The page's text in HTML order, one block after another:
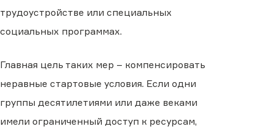
трудоустройстве или специальных
социальных программах.
Главная цель таких мер – компенсировать
неравные стартовые условия. Если одни
группы десятилетиями или даже веками
имели ограниченный доступ к ресурсам,